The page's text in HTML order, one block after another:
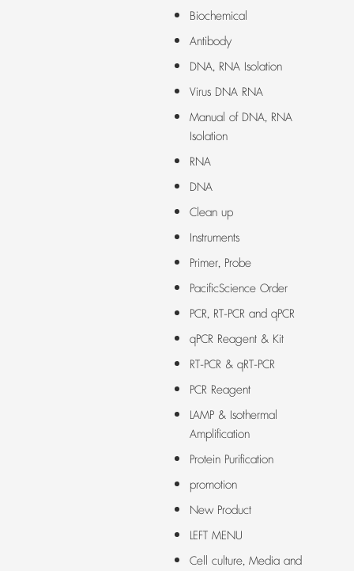
Biochemical
Antibody
DNA, RNA Isolation
Virus DNA RNA
Manual of DNA, RNA
Isolation
RNA
DNA
Clean up
Instruments
Primer, Probe
PacificScience Order
PCR, RT-PCR and qPCR
qPCR Reagent & Kit
RT-PCR & qRT-PCR
PCR Reagent
LAMP & Isothermal
Amplification
Protein Purification
promotion
New Product
LEFT MENU
Cell culture, Media and